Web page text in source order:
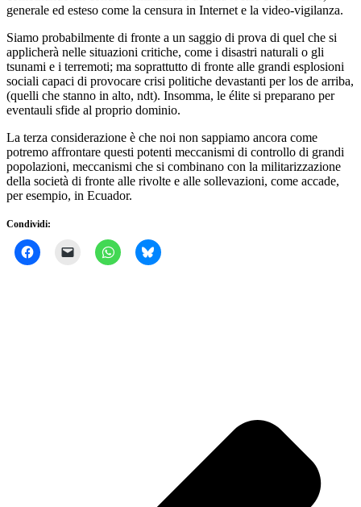
generale ed esteso come la censura in Internet e la video-vigilanza.
Siamo probabilmente di fronte a un saggio di prova di quel che si
applicherà nelle situazioni critiche, come i disastri naturali o gli
tsunami e i terremoti; ma soprattutto di fronte alle grandi esplosioni
sociali capaci di provocare crisi politiche devastanti per los de arriba,
(quelli che stanno in alto, ndt). Insomma, le élite si preparano per
eventauli sfide al proprio dominio.
La terza considerazione è che noi non sappiamo ancora come
potremo affrontare questi potenti meccanismi di controllo di grandi
popolazioni, meccanismi che si combinano con la militarizzazione
della società di fronte alle rivolte e alle sollevazioni, come accade,
per esempio, in Ecuador.
Condividi: